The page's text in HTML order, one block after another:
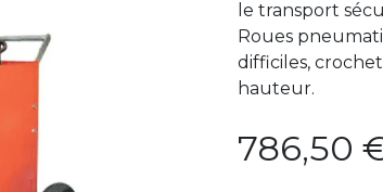
le transport
Roues
difficiles,
hauteur.
786,50